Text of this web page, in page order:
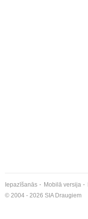
Iepazīšanās Mobilā versija
© 2004 - 2026 SIA Draugiem